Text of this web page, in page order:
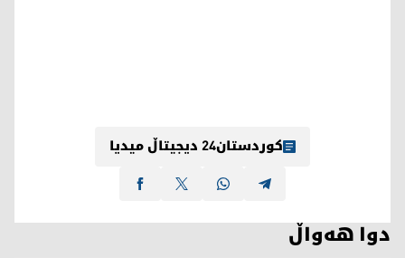
کوردستان24 دیجیتاڵ میدیا
دوا هەواڵ